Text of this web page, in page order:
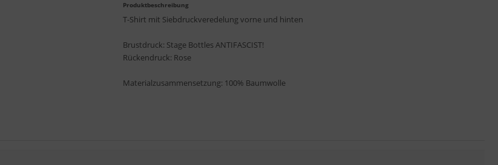
Produktbeschreibung
T-Shirt mit Siebdruckveredelung vorne und hinten
Brustdruck: Stage Bottles ANTIFASCIST!
Rückendruck: Rose
Materialzusammensetzung: 100% Baumwolle